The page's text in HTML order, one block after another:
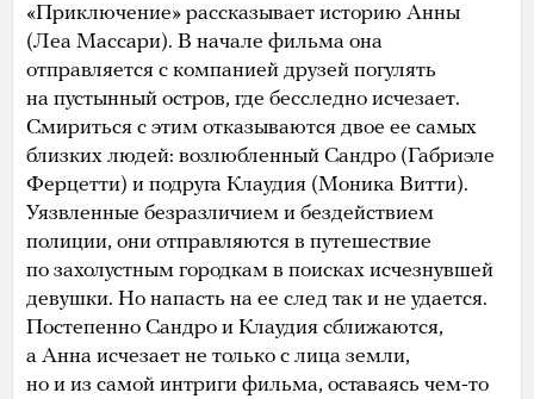
«Приключение» рассказывает историю Анны
(Леа Массари). В начале фильма она
отправляется с компанией друзей погулять
на пустынный остров, где бесследно исчезает.
Смириться с этим отказываются двое ее самых
близких людей: возлюбленный Сандро (Габриэле
Ферцетти) и подруга Клаудия (Моника Витти).
Уязвленные безразличием и бездействием
полиции, они отправляются в путешествие
по захолустным городкам в поисках исчезнувшей
девушки. Но напасть на ее след так и не удается.
Постепенно Сандро и Клаудия сближаются,
а Анна исчезает не только с лица земли,
но и из самой интриги фильма, оставаясь чем-то